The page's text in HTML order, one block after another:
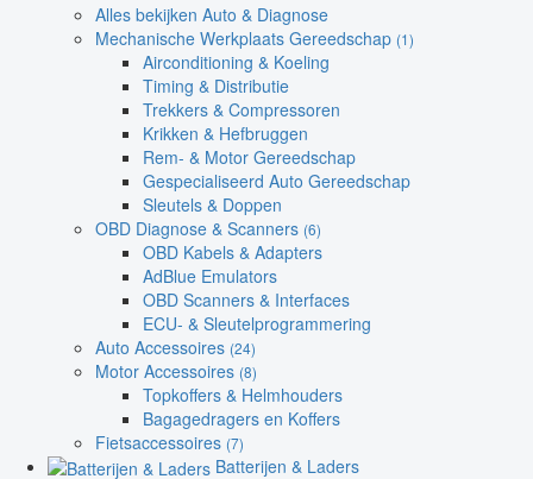
Alles bekijken Auto & Diagnose
Mechanische Werkplaats Gereedschap (1)
Airconditioning & Koeling
Timing & Distributie
Trekkers & Compressoren
Krikken & Hefbruggen
Rem- & Motor Gereedschap
Gespecialiseerd Auto Gereedschap
Sleutels & Doppen
OBD Diagnose & Scanners (6)
OBD Kabels & Adapters
AdBlue Emulators
OBD Scanners & Interfaces
ECU- & Sleutelprogrammering
Auto Accessoires (24)
Motor Accessoires (8)
Topkoffers & Helmhouders
Bagagedragers en Koffers
Fietsaccessoires (7)
Batterijen & Laders